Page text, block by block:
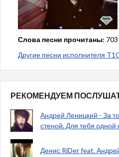
Слова песни прочитаны: 703
Другие песни исполнителя
РЕКОМЕНДУЕМ
Андрей Леницкий - За
стеной. Для тебя
Денис RiDer feat.